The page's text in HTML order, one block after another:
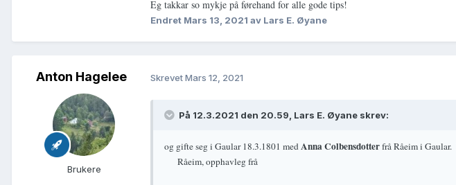
Eg takkar so mykje på førehand for alle gode tips!
Endret Mars 13, 2021 av Lars E. Øyane
Anton Hagelee
Brukere
SkrevetMars 12, 2021
På 12.3.2021 den 20.59, Lars E. Øyane skrev:
og gifte seg i Gaular 18.3.1801 medAnna Colbensdotterfrå Råeim i Gaular.
Råeim, opphavleg frå